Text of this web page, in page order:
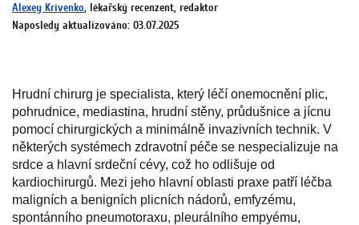
Alexey Krivenko, lékařský recenzent, redaktor
Naposledy aktualizováno: 03.07.2025
Hrudní chirurg je specialista, který léčí onemocnění plic,
pohrudnice, mediastina, hrudní stěny, průdušnice a jícnu
pomocí chirurgických a minimálně invazivních technik. V
některých systémech zdravotní péče se nespecializuje na
srdce a hlavní srdeční cévy, což ho odlišuje od
kardiochirurgů. Mezi jeho hlavní oblasti praxe patří léčba
maligních a benigních plicních nádorů, emfyzému,
spontánního pneumotoraxu, pleurálního empyému,